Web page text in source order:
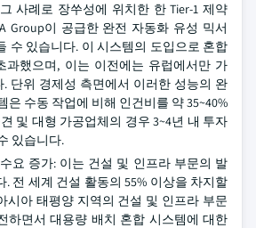
사례로 장쑤성에 위치한 한 Tier-1 제약
Group이 공급한 완전 자동화 유성 믹서
수 있습니다. 이 시스템의 도입으로 혼합
과했으며, 이는 이전에는 유럽에서만 가
. 단위 경제성 측면에서 이러한 성능의 완
은 수동 작업에 비해 인건비를 약 35~40%
및 대형 가공업체의 경우 3~4년 내 투자
있습니다.
요 증가: 이는 건설 및 인프라 부문의 발
. 전 세계 건설 활동의 55% 이상을 차지할
시아 태평양 지역의 건설 및 인프라 부문
하면서 대용량 배치 혼합 시스템에 대한